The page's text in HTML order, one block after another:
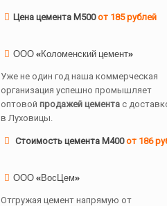
Цена цемента М500от 185 рублей
ООО «Коломенский цемент»
Уже не один год наша коммерческая
организация успешно промышляет
оптовой продажей цементас
в Луховицы.
Стоимость цемента М400от 186
ООО «ВосЦем»
Отгружая цемент напрямую от